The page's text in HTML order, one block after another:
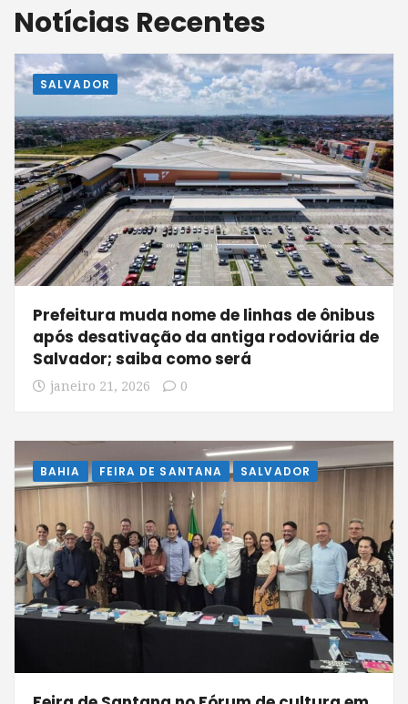
Notícias Recentes
SALVADOR
Prefeitura muda nome de linhas de ônibus
após desativação da antiga rodoviária de
Salvador; saiba como será
janeiro 21, 2026 0
BAHIA FEIRA DE SANTANA SALVADOR